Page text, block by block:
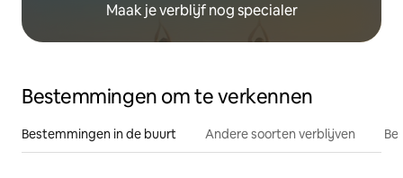
Maak je verblijf nog specialer
Bestemmingen om te verkennen
Bestemmingen in de buurt Andere soorten verblijven